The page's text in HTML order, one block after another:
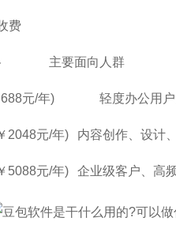
费
主要面向人群
元/年) 轻度办公用户
2048元/年) 内容创作、设计
5088元/年) 企业级客户、高